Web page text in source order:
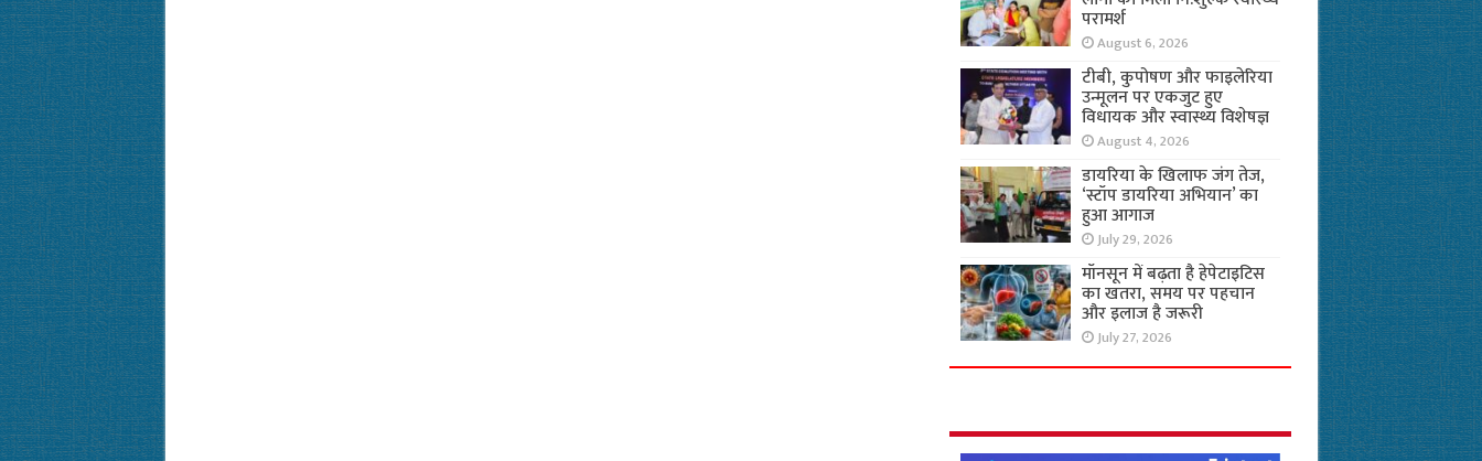
परामर्श
August 6, 2026
टीबी, कुपोषण और फाइलेरिया
उन्मूलन पर एकजुट हुए
विधायक और स्वास्थ्य विशेषज्ञ
August 4, 2026
डायरिया के खिलाफ जंग तेज,
‘स्टॉप डायरिया अभियान’ का
हुआ आगाज
July 29, 2026
मॉनसून में बढ़ता है हेपेटाइटिस
का खतरा, समय पर पहचान
और इलाज है जरूरी
July 27, 2026